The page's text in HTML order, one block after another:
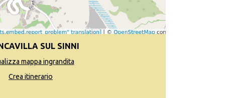
SUL SINNI
mappa ingrandita
Crea itinerario